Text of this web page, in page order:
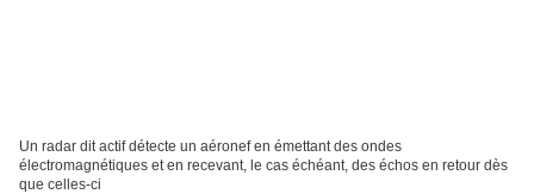
Un radar dit actif détecte un aéronef en émettant des ondes
électromagnétiques et en recevant, le cas échéant, des échos en retour dès
que celles-ci